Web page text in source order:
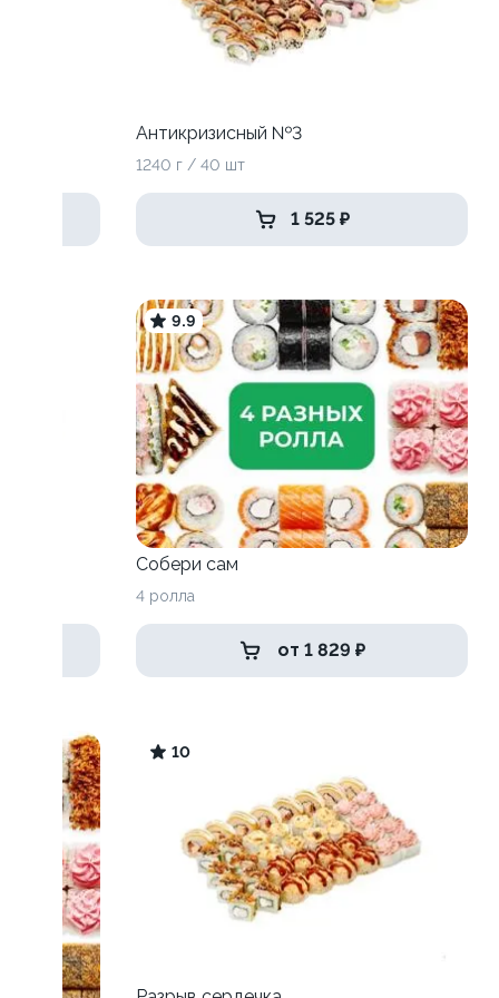
Антикризисный №3
1240 г / 40 шт
1 525 ₽
9.9
Собери сам
4 ролла
от 1 829 ₽
10